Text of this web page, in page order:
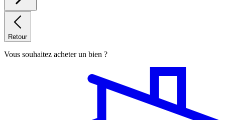
Retour
Vous souhaitez acheter un bien ?